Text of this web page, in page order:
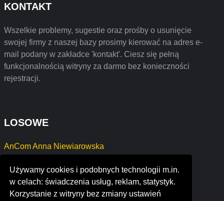
Używamy cookies i podobnych technologii m.in.
w celach: świadczenia usług, reklam, statystyk.
Korzystanie z witryny bez zmiany ustawień
KONTAKT
Wszelkie problemy, sugestie oraz prośby o usunięcie
swojej firmy z naszej bazy prosimy kierować na adres e-
mail podany w zakładce 'kontakt'. Ciesz się pełną
funkcjonalnością witryny za darmo bez konieczności
rejestracji.
LOSOWE
AnCom Anna Niewiarowska
JANUSZ NIELUBOWICZ NGC
"CHEMIKOS" SABINA STOLC
BEDNAR TRANSPORT Bartosz Bednarek